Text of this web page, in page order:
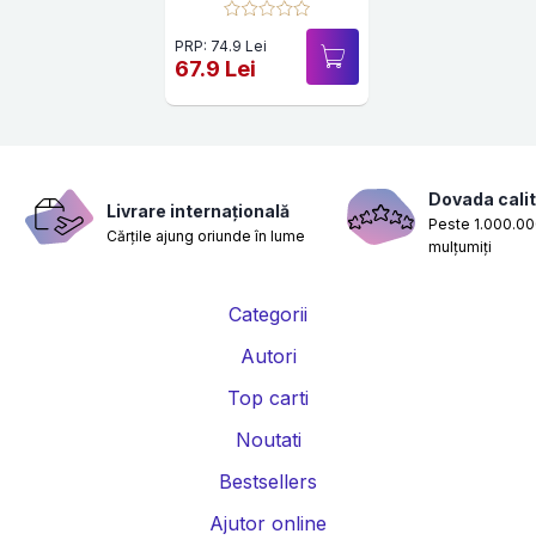
PRP: 74.9 Lei
67.9 Lei
Livrare internațională
Cărțile ajung oriunde în lume
Dovada
Peste
mulțumiți
Categorii
Autori
Top carti
Noutati
Bestsellers
Ajutor online